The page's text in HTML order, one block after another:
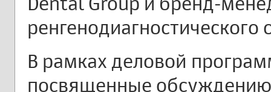
В рамках деловой
посвященные